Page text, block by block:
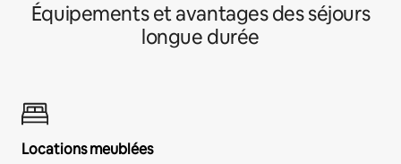
Équipements et avantages des séjours
longue durée
Locations meublées